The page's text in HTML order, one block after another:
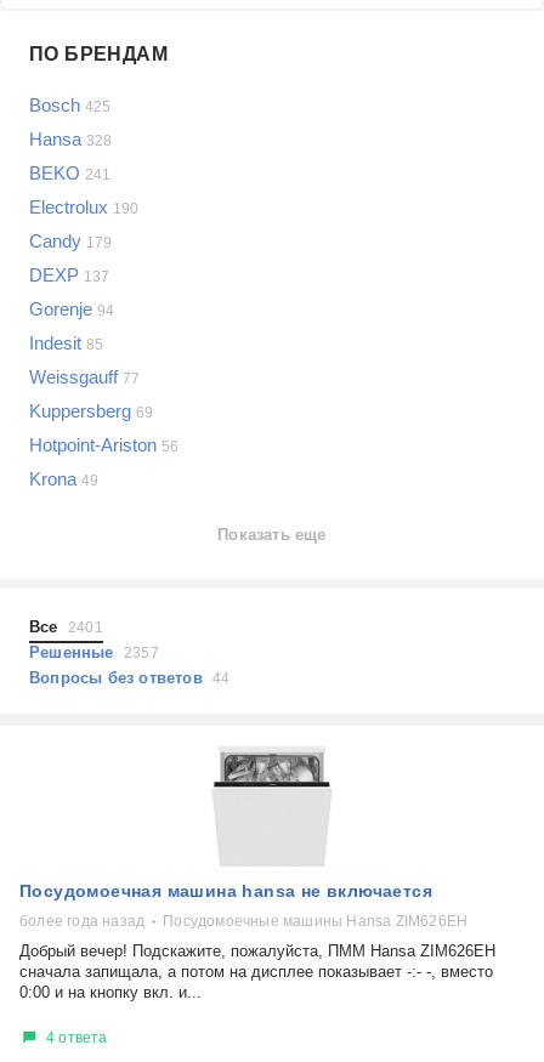
LG
Sony
Bosch
Asus
Lenovo
Apple
Indesit
JBL
Показать еще
Проблемы по категориям
Сотовые телефоны
Планшеты
Наушники
Выберите...
не включается
самопроизвольное выключение
выдает ошибку
плохо работает
решение проблемы
ПО БРЕНДАМ
Bosch 425
Hansa 328
BEKO 241
Electrolux 190
Candy 179
DEXP 137
Gorenje 94
Indesit 85
Weissgauff 77
Kuppersberg 69
Hotpoint-Ariston 56
Krona 49
Показать еще
Все 2401
Решенные 2357
Вопросы без ответов44
Посудомоечная машина hansa не включается
более года назад Посудомоечные машины Hansa ZIM626EH
Добрый вечер! Подскажите, пожалуйста, ПММ Hansa ZIM626EH
сначала запищала, а потом на дисплее показывает -:- -, вместо
0:00 и на кнопку вкл. и...
4 ответа